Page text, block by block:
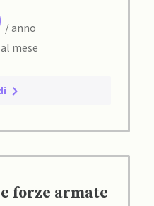
/ anno
al mese
forze armate